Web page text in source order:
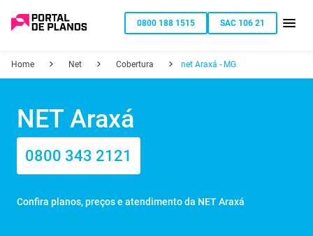
0800 188 1515 SAC 106 21
Home Net Cobertura net Araxá - MG
NET Araxá
0800 343 2121
Confira planos, preços e atendimento da NET Araxá